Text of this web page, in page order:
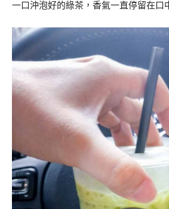
一口沖泡好的綠茶，香氣一直停留在口